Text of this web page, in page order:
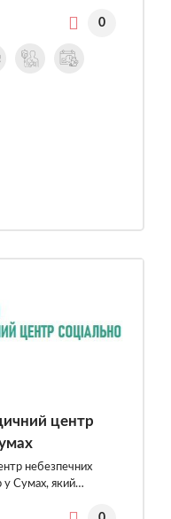
0
центр
небезпечних
у Сумах, який…